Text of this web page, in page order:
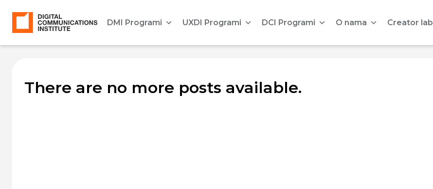
DMI Programi UXDI Programi DCI Programi O nama Creator lab
There are no more posts available.